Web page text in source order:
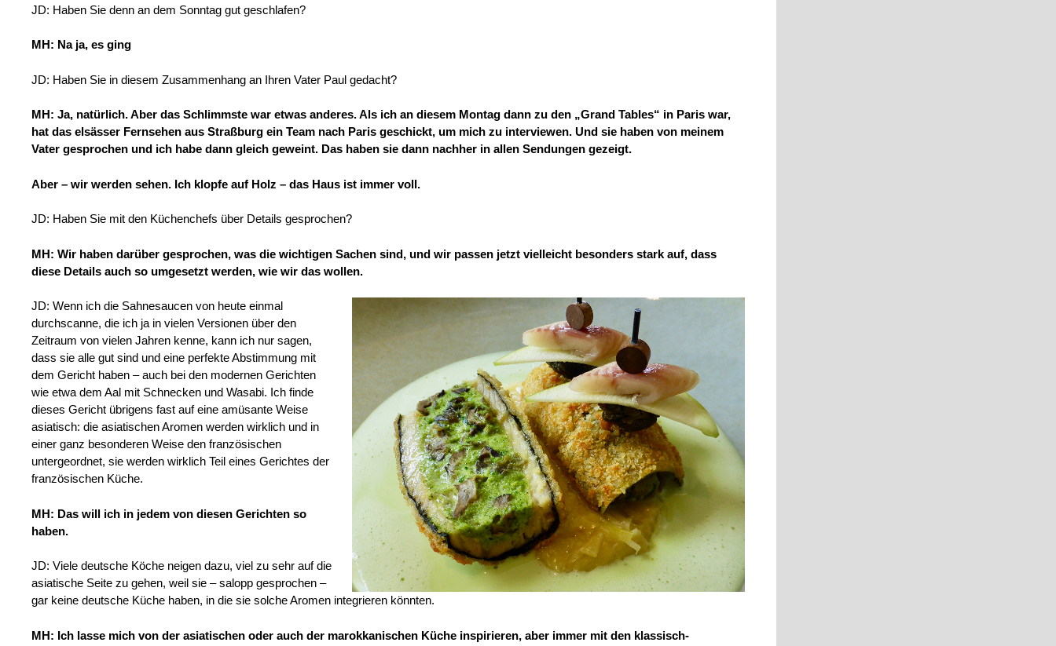
JD: Haben Sie denn an dem Sonntag gut geschlafen?
MH: Na ja, es ging
JD: Haben Sie in diesem Zusammenhang an Ihren Vater Paul gedacht?
MH: Ja, natürlich. Aber das Schlimmste war etwas anderes. Als ich an diesem Montag dann zu den „Grand Tables“ in Paris war,
hat das elsässer Fernsehen aus Straßburg ein Team nach Paris geschickt, um mich zu interviewen. Und sie haben von meinem
Vater gesprochen und ich habe dann gleich geweint. Das haben sie dann nachher in allen Sendungen gezeigt.
Aber – wir werden sehen. Ich klopfe auf Holz – das Haus ist immer voll.
JD: Haben Sie mit den Küchenchefs über Details gesprochen?
MH: Wir haben darüber gesprochen, was die wichtigen Sachen sind, und wir passen jetzt vielleicht besonders stark auf, dass
diese Details auch so umgesetzt werden, wie wir das wollen.
JD: Wenn ich die Sahnesaucen von heute einmal
durchscanne, die ich ja in vielen Versionen über den
Zeitraum von vielen Jahren kenne, kann ich nur sagen,
dass sie alle gut sind und eine perfekte Abstimmung mit
dem Gericht haben – auch bei den modernen Gerichten
wie etwa dem Aal mit Schnecken und Wasabi. Ich finde
dieses Gericht übrigens fast auf eine amüsante Weise
asiatisch: die asiatischen Aromen werden wirklich und in
einer ganz besonderen Weise den französischen
untergeordnet, sie werden wirklich Teil eines Gerichtes der
französischen Küche.
MH: Das will ich in jedem von diesen Gerichten so
haben.
JD: Viele deutsche Köche neigen dazu, viel zu sehr auf die
asiatische Seite zu gehen, weil sie – salopp gesprochen –
gar keine deutsche Küche haben, in die sie solche Aromen integrieren könnten.
MH: Ich lasse mich von der asiatischen oder auch der marokkanischen Küche inspirieren, aber immer mit den klassisch-